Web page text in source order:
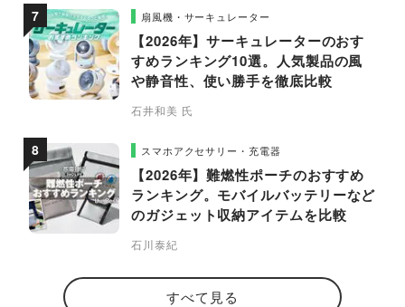
扇風機・サーキュレーター
【2026年】サーキュレーターのおす
すめランキング10選。人気製品の風
や静音性、使い勝手を徹底比較
石井和美 氏
スマホアクセサリー・充電器
【2026年】難燃性ポーチのおすすめ
ランキング。モバイルバッテリーなど
のガジェット収納アイテムを比較
石川泰紀
すべて見る